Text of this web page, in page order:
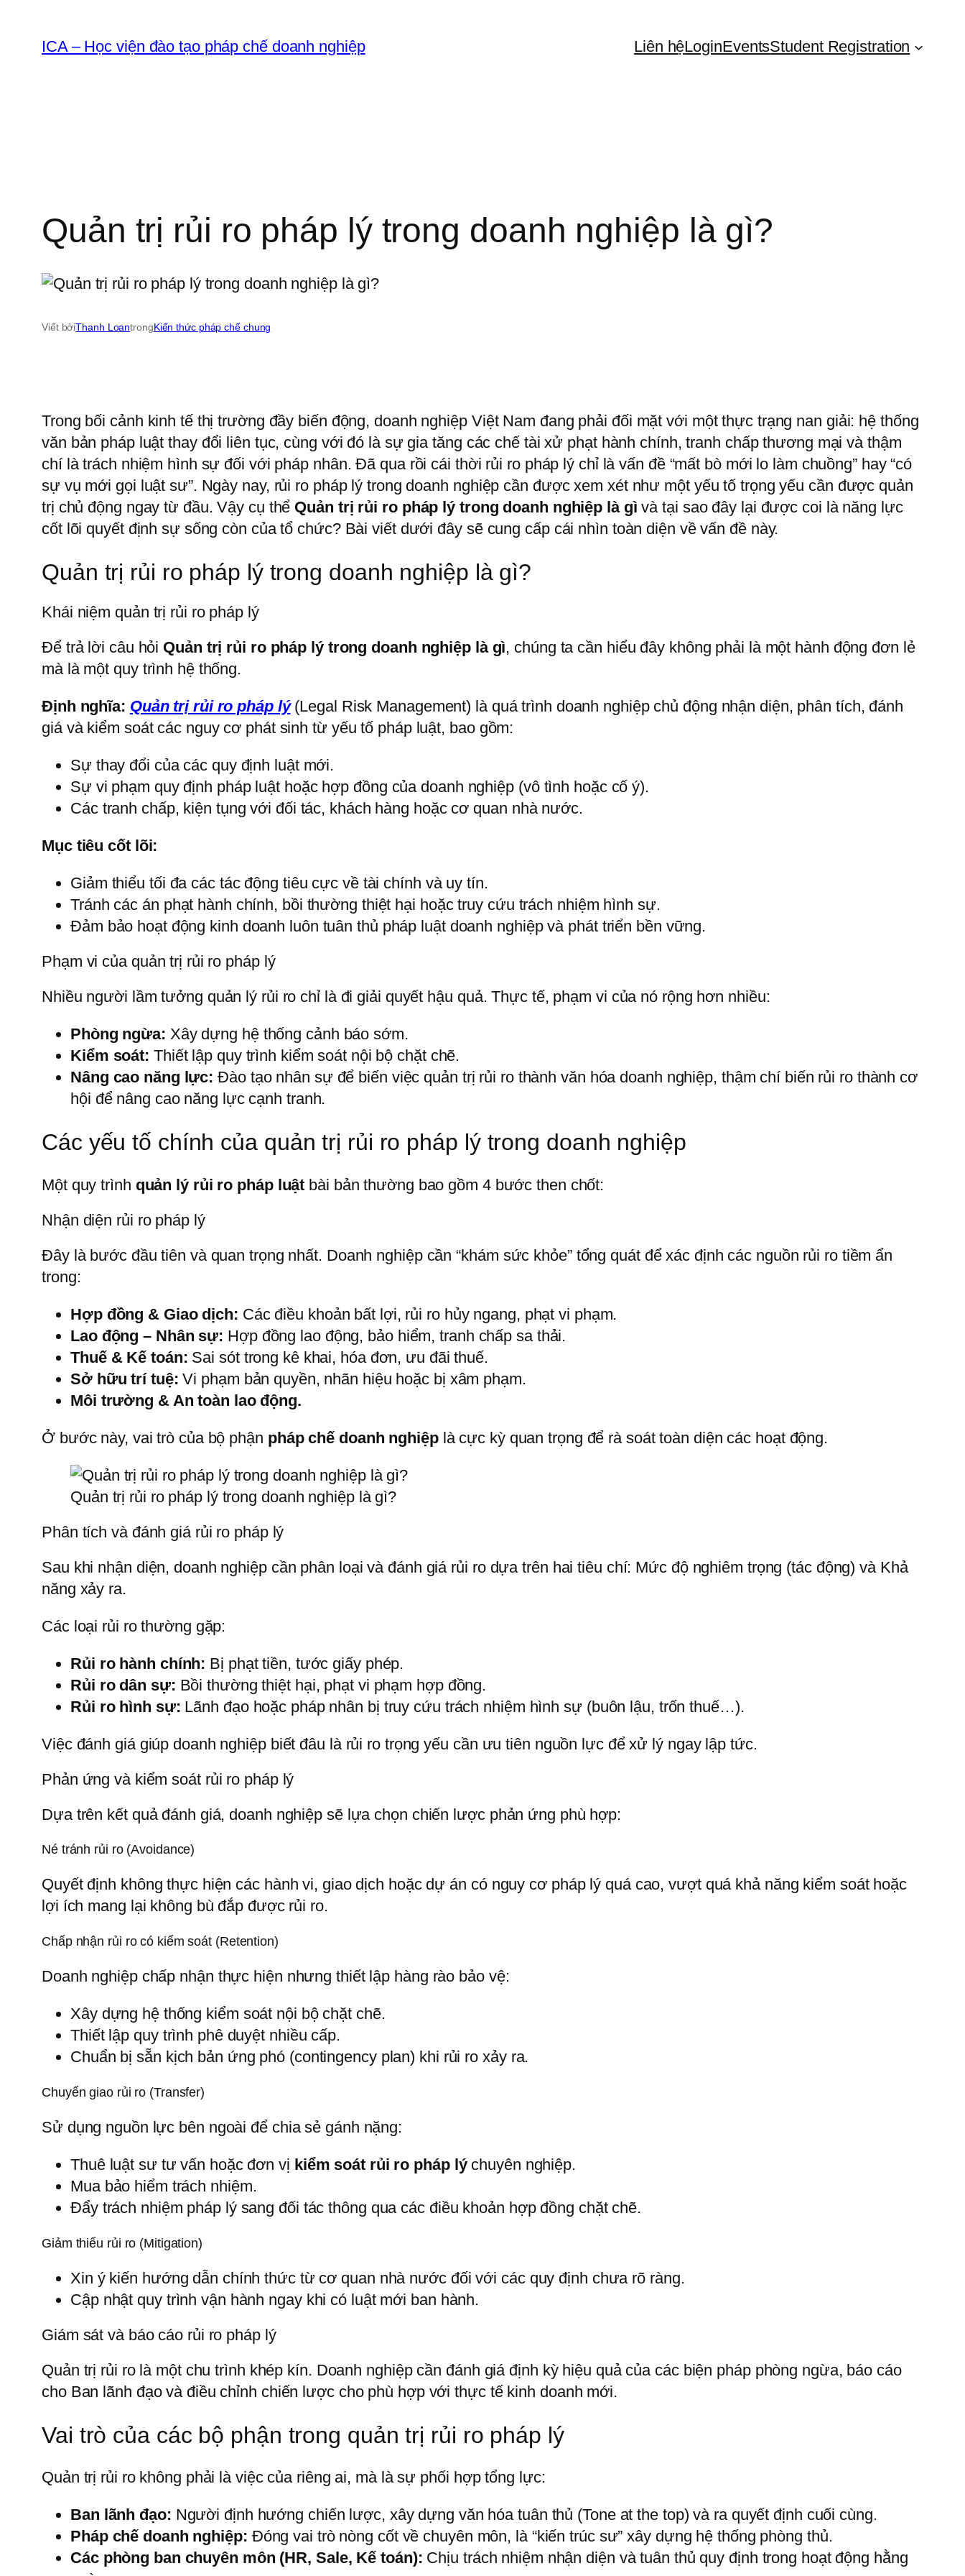
ICA – Học viện đào tạo pháp chế doanh nghiệp Liên hệLoginEventsStudent Registration
Quản trị rủi ro pháp lý trong doanh nghiệp là gì?
Viết bởiThanh LoantrongKiến thức pháp chế chung
Trong bối cảnh kinh tế thị trường đầy biến động, doanh nghiệp Việt Nam đang phải đối mặt với một thực trạng nan giải: hệ thống
văn bản pháp luật thay đổi liên tục, cùng với đó là sự gia tăng các chế tài xử phạt hành chính, tranh chấp thương mại và thậm
chí là trách nhiệm hình sự đối với pháp nhân. Đã qua rồi cái thời rủi ro pháp lý chỉ là vấn đề “mất bò mới lo làm chuồng” hay “có
sự vụ mới gọi luật sư”. Ngày nay, rủi ro pháp lý trong doanh nghiệp cần được xem xét như một yếu tố trọng yếu cần được quản
trị chủ động ngay từ đầu. Vậy cụ thể Quản trị rủi ro pháp lý trong doanh nghiệp là gì và tại sao đây lại được coi là năng lực
cốt lõi quyết định sự sống còn của tổ chức? Bài viết dưới đây sẽ cung cấp cái nhìn toàn diện về vấn đề này.
Quản trị rủi ro pháp lý trong doanh nghiệp là gì?
Khái niệm quản trị rủi ro pháp lý
Để trả lời câu hỏi Quản trị rủi ro pháp lý trong doanh nghiệp là gì, chúng ta cần hiểu đây không phải là một hành động đơn lẻ
mà là một quy trình hệ thống.
Định nghĩa: Quản trị rủi ro pháp lý(Legal Risk Management) là quá trình doanh nghiệp chủ động nhận diện, phân tích, đánh
giá và kiểm soát các nguy cơ phát sinh từ yếu tố pháp luật, bao gồm:
Sự thay đổi của các quy định luật mới.
Sự vi phạm quy định pháp luật hoặc hợp đồng của doanh nghiệp (vô tình hoặc cố ý).
Các tranh chấp, kiện tụng với đối tác, khách hàng hoặc cơ quan nhà nước.
Mục tiêu cốt lõi:
Giảm thiểu tối đa các tác động tiêu cực về tài chính và uy tín.
Tránh các án phạt hành chính, bồi thường thiệt hại hoặc truy cứu trách nhiệm hình sự.
Đảm bảo hoạt động kinh doanh luôn tuân thủ pháp luật doanh nghiệp và phát triển bền vững.
Phạm vi của quản trị rủi ro pháp lý
Nhiều người lầm tưởng quản lý rủi ro chỉ là đi giải quyết hậu quả. Thực tế, phạm vi của nó rộng hơn nhiều:
Phòng ngừa: Xây dựng hệ thống cảnh báo sớm.
Kiểm soát: Thiết lập quy trình kiểm soát nội bộ chặt chẽ.
Nâng cao năng lực: Đào tạo nhân sự để biến việc quản trị rủi ro thành văn hóa doanh nghiệp, thậm chí biến rủi ro thành cơ
hội để nâng cao năng lực cạnh tranh.
Các yếu tố chính của quản trị rủi ro pháp lý trong doanh nghiệp
Một quy trình quản lý rủi ro pháp luật bài bản thường bao gồm 4 bước then chốt:
Nhận diện rủi ro pháp lý
Đây là bước đầu tiên và quan trọng nhất. Doanh nghiệp cần “khám sức khỏe” tổng quát để xác định các nguồn rủi ro tiềm ẩn
trong:
Hợp đồng & Giao dịch: Các điều khoản bất lợi, rủi ro hủy ngang, phạt vi phạm.
Lao động – Nhân sự: Hợp đồng lao động, bảo hiểm, tranh chấp sa thải.
Thuế & Kế toán: Sai sót trong kê khai, hóa đơn, ưu đãi thuế.
Sở hữu trí tuệ: Vi phạm bản quyền, nhãn hiệu hoặc bị xâm phạm.
Môi trường & An toàn lao động.
Ở bước này, vai trò của bộ phận pháp chế doanh nghiệplà cực kỳ quan trọng để rà soát toàn diện các hoạt động.
Quản trị rủi ro pháp lý trong doanh nghiệp là gì?
Phân tích và đánh giá rủi ro pháp lý
Sau khi nhận diện, doanh nghiệp cần phân loại và đánh giá rủi ro dựa trên hai tiêu chí: Mức độ nghiêm trọng (tác động) và Khả
năng xảy ra.
Các loại rủi ro thường gặp:
Rủi ro hành chính: Bị phạt tiền, tước giấy phép.
Rủi ro dân sự: Bồi thường thiệt hại, phạt vi phạm hợp đồng.
Rủi ro hình sự: Lãnh đạo hoặc pháp nhân bị truy cứu trách nhiệm hình sự (buôn lậu, trốn thuế…).
Việc đánh giá giúp doanh nghiệp biết đâu là rủi ro trọng yếu cần ưu tiên nguồn lực để xử lý ngay lập tức.
Phản ứng và kiểm soát rủi ro pháp lý
Dựa trên kết quả đánh giá, doanh nghiệp sẽ lựa chọn chiến lược phản ứng phù hợp:
Né tránh rủi ro (Avoidance)
Quyết định không thực hiện các hành vi, giao dịch hoặc dự án có nguy cơ pháp lý quá cao, vượt quá khả năng kiểm soát hoặc
lợi ích mang lại không bù đắp được rủi ro.
Chấp nhận rủi ro có kiểm soát (Retention)
Doanh nghiệp chấp nhận thực hiện nhưng thiết lập hàng rào bảo vệ:
Xây dựng hệ thống kiểm soát nội bộ chặt chẽ.
Thiết lập quy trình phê duyệt nhiều cấp.
Chuẩn bị sẵn kịch bản ứng phó (contingency plan) khi rủi ro xảy ra.
Chuyển giao rủi ro (Transfer)
Sử dụng nguồn lực bên ngoài để chia sẻ gánh nặng:
Thuê luật sư tư vấn hoặc đơn vị kiểm soát rủi ro pháp lýchuyên nghiệp.
Mua bảo hiểm trách nhiệm.
Đẩy trách nhiệm pháp lý sang đối tác thông qua các điều khoản hợp đồng chặt chẽ.
Giảm thiểu rủi ro (Mitigation)
Xin ý kiến hướng dẫn chính thức từ cơ quan nhà nước đối với các quy định chưa rõ ràng.
Cập nhật quy trình vận hành ngay khi có luật mới ban hành.
Giám sát và báo cáo rủi ro pháp lý
Quản trị rủi ro là một chu trình khép kín. Doanh nghiệp cần đánh giá định kỳ hiệu quả của các biện pháp phòng ngừa, báo cáo
cho Ban lãnh đạo và điều chỉnh chiến lược cho phù hợp với thực tế kinh doanh mới.
Vai trò của các bộ phận trong quản trị rủi ro pháp lý
Quản trị rủi ro không phải là việc của riêng ai, mà là sự phối hợp tổng lực:
Ban lãnh đạo: Người định hướng chiến lược, xây dựng văn hóa tuân thủ (Tone at the top) và ra quyết định cuối cùng.
Pháp chế doanh nghiệp: Đóng vai trò nòng cốt về chuyên môn, là “kiến trúc sư” xây dựng hệ thống phòng thủ.
Các phòng ban chuyên môn (HR, Sale, Kế toán): Chịu trách nhiệm nhận diện và tuân thủ quy định trong hoạt động hằng